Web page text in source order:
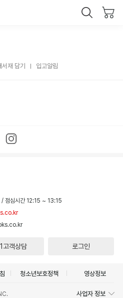
서재 담기 입고알림
/ 점심시간 12:15 ~ 13:15
고객상담 로그인
청소년보호정책 영상정보
사업자 정보